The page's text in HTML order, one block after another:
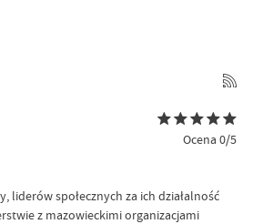
Ocena 0/5
liderów społecznych za ich działalność
z mazowieckimi organizacjami